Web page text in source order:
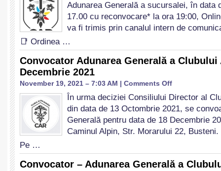
a
CAR
Adunarea Generală a sucursalei, în data
17.00 cu reconvocare* la ora 19:00,
va fi trimis prin canalul intern de
📑 Ordinea …
Convocator Adunarea Generală a Clubului
Decembrie 2021
November 19, 2021 – 7:03 AM | Comments Offon
Adunarea
Generală
a
Alpin
–
Decembrie
În urma deciziei Consiliului Director al
din data de 13 Octombrie 2021, se
Generală pentru data de 18 Decembrie
Caminul Alpin, Str. Morarului 22, Busteni.
Pe …
Convocator – Adunarea Generală a